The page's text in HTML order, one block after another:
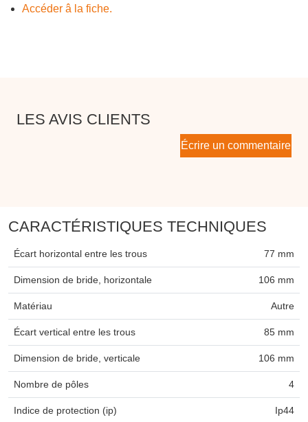
Accéder â la fiche.
LES AVIS CLIENTS
Écrire un commentaire
CARACTÉRISTIQUES TECHNIQUES
Écart horizontal entre les trous 77 mm
Dimension de bride, horizontale 106 mm
Matériau Autre
Écart vertical entre les trous 85 mm
Dimension de bride, verticale 106 mm
Nombre de pôles 4
Indice de protection (ip) Ip44